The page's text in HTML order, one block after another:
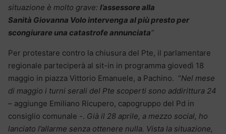
situazione è molto grave: l’assessore alla
Sanità Giovanna Volo intervenga al più presto per
scongiurare una catastrofe annunciata“
Per protestare contro la chiusura del Pte, il parlamentare
regionale parteciperà al sit-in in programma giovedì 18
maggio in piazza Vittorio Emanuele, a Pachino. “Nel mese
di maggio i turni serali del Pte scoperti sono addirittura 24
– aggiunge Emiliano Ricupero, capogruppo del Pd in
consiglio comunale -. Già il 28 aprile, a mezzo social, ho
lanciato l’allarme senza ottenere nulla. Vista la situazione,